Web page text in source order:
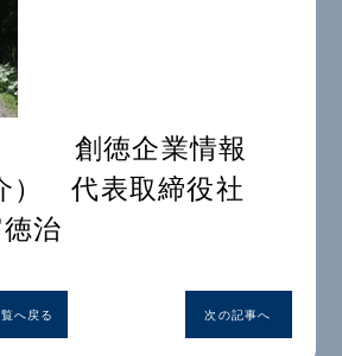
創徳企業情報
） 代表取締役社
治
へ戻る 次の記事へ